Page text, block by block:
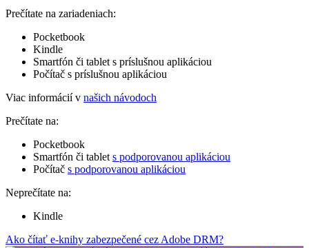
Prečítate na zariadeniach:
Pocketbook
Kindle
Smartfón či tablet s príslušnou aplikáciou
Počítač s príslušnou aplikáciou
Viac informácií v našich návodoch
Prečítate na:
Pocketbook
Smartfón či tablet s podporovanou aplikáciou
Počítač s podporovanou aplikáciou
Neprečítate na:
Kindle
Ako čítať e-knihy zabezpečené cez Adobe DRM?